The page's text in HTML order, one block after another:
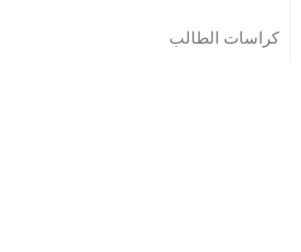
كراسات الطالب